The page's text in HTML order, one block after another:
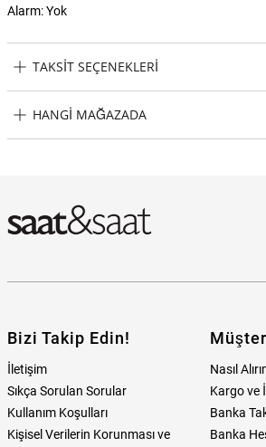
Alarm: Yok
TAKSIT SEÇENEKLERI
HANGI MAĞAZADA
Bizi Takip Edin!
İletişim
Sıkça Sorulan Sorular
Kullanım Koşulları
Kişisel Verilerin Korunması ve
Nasıl
Kargo ve
Banka
Banka